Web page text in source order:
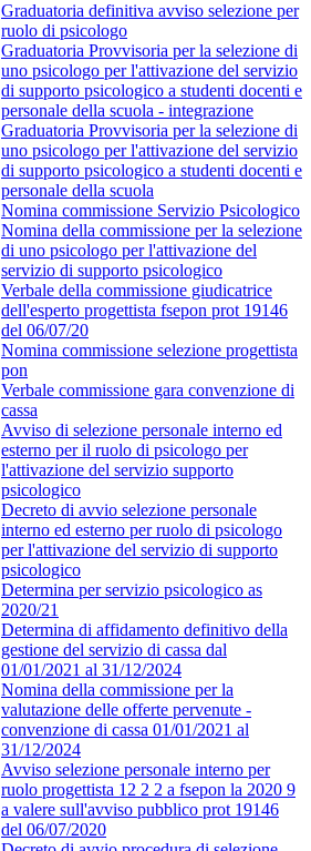
Graduatoria definitiva avviso selezione per
ruolo di psicologo
Graduatoria Provvisoria per la selezione di
uno psicologo per l'attivazione del servizio
di supporto psicologico a studenti docenti e
personale della scuola - integrazione
Graduatoria Provvisoria per la selezione di
uno psicologo per l'attivazione del servizio
di supporto psicologico a studenti docenti e
personale della scuola
Nomina commissione Servizio Psicologico
Nomina della commissione per la selezione
di uno psicologo per l'attivazione del
servizio di supporto psicologico
Verbale della commissione giudicatrice
dell'esperto progettista fsepon prot 19146
del 06/07/20
Nomina commissione selezione progettista
pon
Verbale commissione gara convenzione di
cassa
Avviso di selezione personale interno ed
esterno per il ruolo di psicologo per
l'attivazione del servizio supporto
psicologico
Decreto di avvio selezione personale
interno ed esterno per ruolo di psicologo
per l'attivazione del servizio di supporto
psicologico
Determina per servizio psicologico as
2020/21
Determina di affidamento definitivo della
gestione del servizio di cassa dal
01/01/2021 al 31/12/2024
Nomina della commissione per la
valutazione delle offerte pervenute -
convenzione di cassa 01/01/2021 al
31/12/2024
Avviso selezione personale interno per
ruolo progettista 12 2 2 a fsepon la 2020 9
a valere sull'avviso pubblico prot 19146
del 06/07/2020